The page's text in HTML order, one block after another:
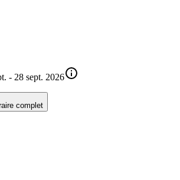
- 28 sept. 2026
complet